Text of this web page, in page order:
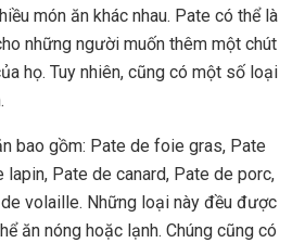
món ăn khác nhau. Pate có thể là
những người muốn thêm một chút
họ. Tuy nhiên, cũng có một số loại
bao gồm: Pate de foie gras, Pate
lapin, Pate de canard, Pate de porc,
volaille. Những loại này đều được
ăn nóng hoặc lạnh. Chúng cũng có